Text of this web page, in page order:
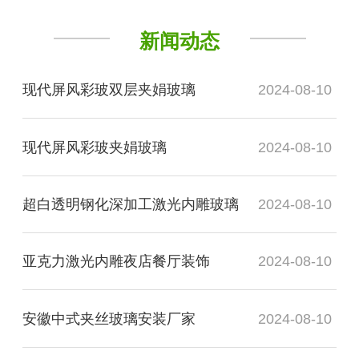
新闻动态
现代屏风彩玻双层夹娟玻璃 2024-08-10
现代屏风彩玻夹娟玻璃 2024-08-10
超白透明钢化深加工激光内雕玻璃 2024-08-10
亚克力激光内雕夜店餐厅装饰 2024-08-10
安徽中式夹丝玻璃安装厂家 2024-08-10